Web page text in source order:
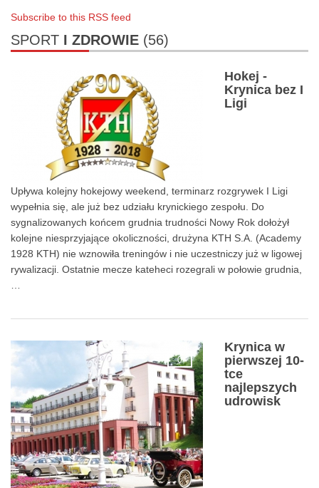
Subscribe to this RSS feed
SPORT I ZDROWIE (56)
Hokej -
Krynica bez I
Ligi
Upływa kolejny hokejowy weekend, terminarz rozgrywek I Ligi
wypełnia się, ale już bez udziału krynickiego zespołu. Do
sygnalizowanych końcem grudnia trudności Nowy Rok dołożył
kolejne niesprzyjające okoliczności, drużyna KTH S.A. (Academy
1928 KTH) nie wznowiła treningów i nie uczestniczy już w ligowej
rywalizacji. Ostatnie mecze kateheci rozegrali w połowie grudnia,
0
Krynica w
pierwszej 10-
tce
najlepszych
udrowisk